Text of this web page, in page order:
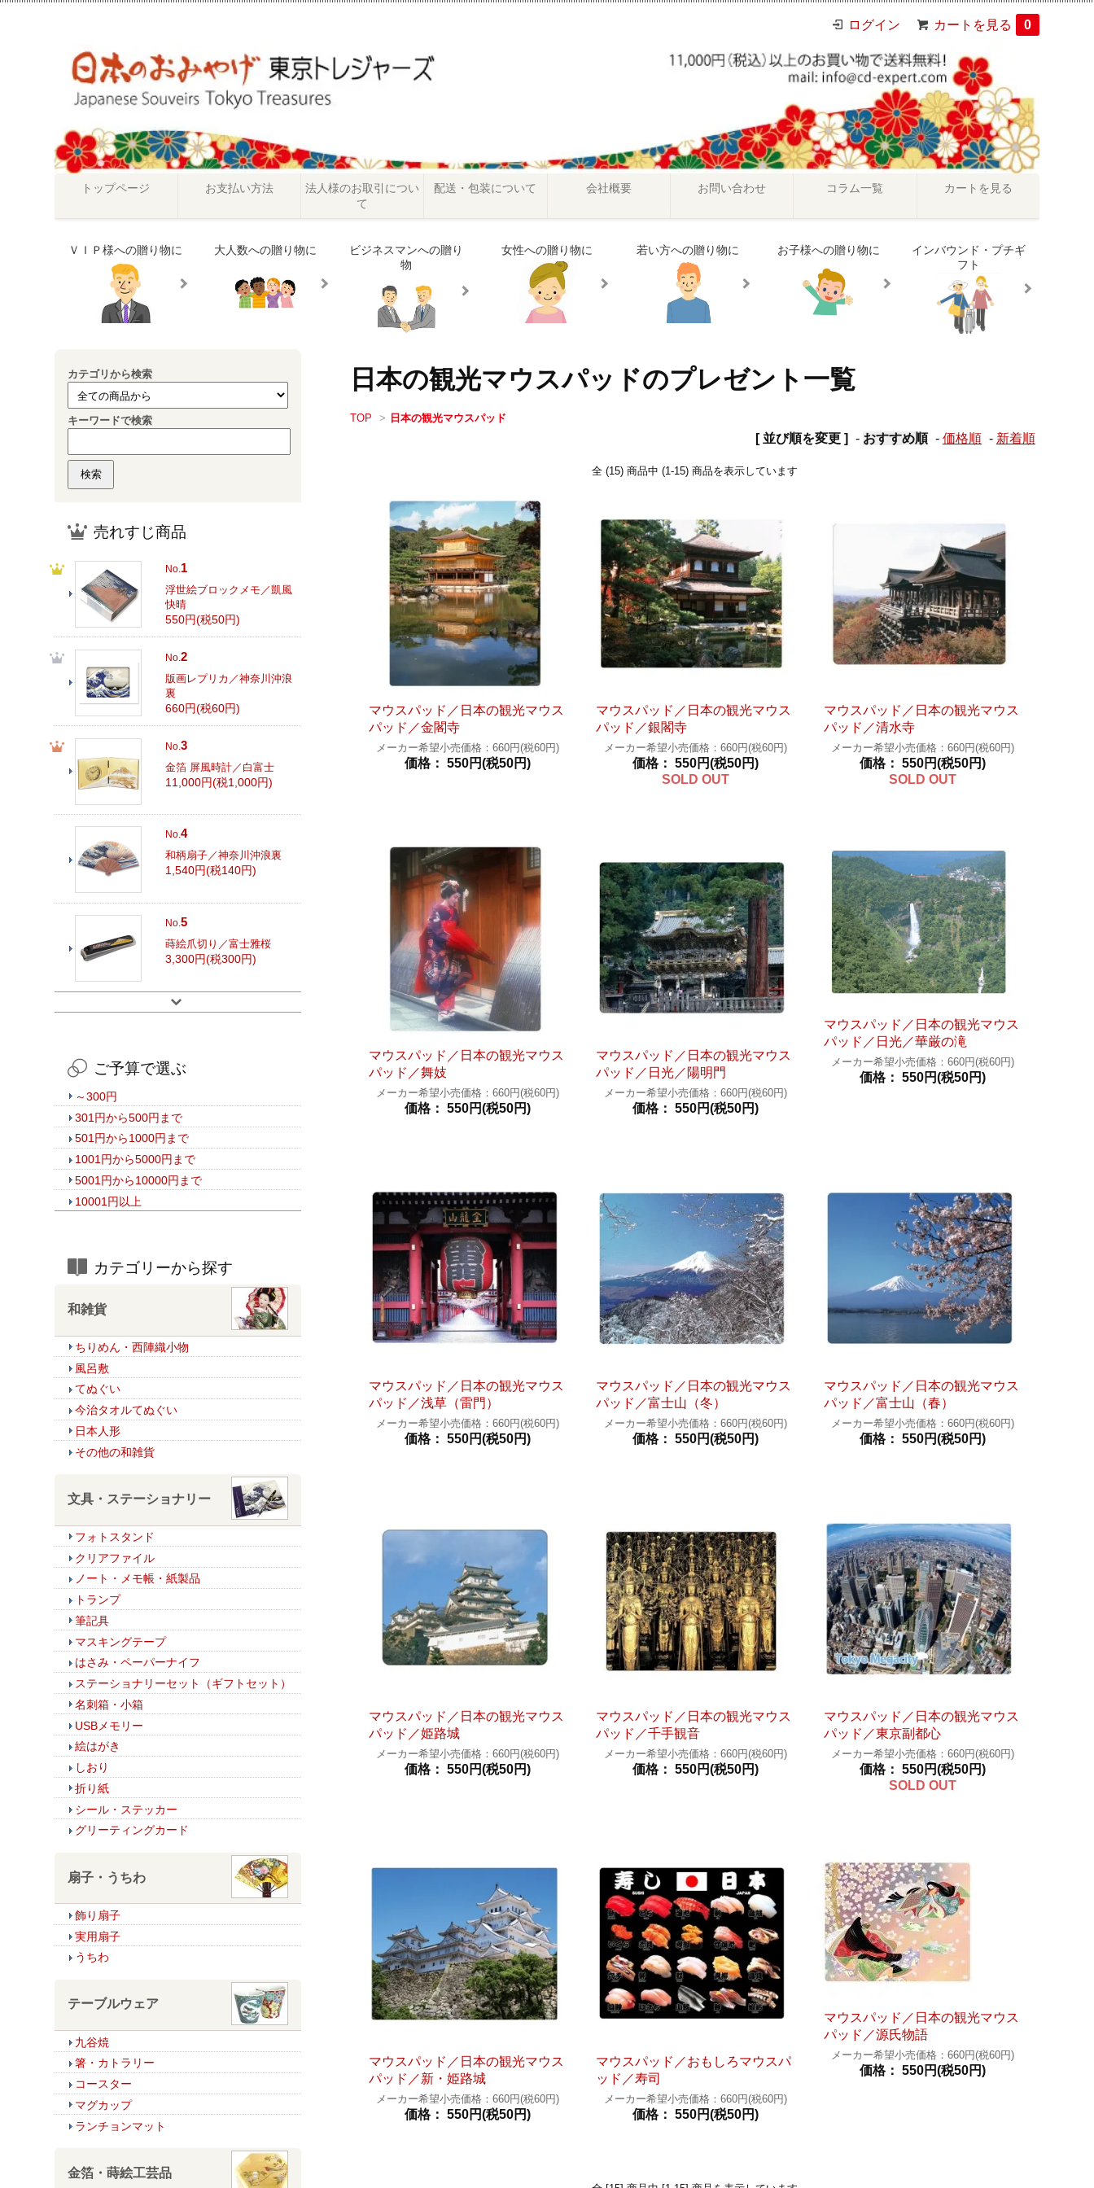
ログイン カートを見る 0
トップページ お支払い方法
法人様のお取引につい
て
配送・包装について 会社概要 お問い合わせ コラム一覧 カートを見る
ＶＩＰ様への贈り物に 大人数への贈り物に
ビジネスマンへの贈り
物
女性への贈り物に 若い方への贈り物に お子様への贈り物に
インバウンド・プチギ
フト
日本の観光マウスパッドのプレゼント一覧
TOP > 日本の観光マウスパッド
[ 並び順を変更 ] - おすすめ順 - 価格順 - 新着順
全 (15) 商品中 (1-15) 商品を表示しています
マウスパッド／日本の観光マウス
パッド／金閣寺
メーカー希望小売価格：660円(税60円)
価格： 550円(税50円)
マウスパッド／日本の観光マウス
パッド／銀閣寺
メーカー希望小売価格：660円(税60円)
価格： 550円(税50円)
SOLD OUT
マウスパッド／日本の観光マウス
パッド／清水寺
メーカー希望小売価格：660円(税60円)
価格： 550円(税50円)
SOLD OUT
マウスパッド／日本の観光マウス
パッド／舞妓
メーカー希望小売価格：660円(税60円)
価格： 550円(税50円)
マウスパッド／日本の観光マウス
パッド／日光／陽明門
メーカー希望小売価格：660円(税60円)
価格： 550円(税50円)
マウスパッド／日本の観光マウス
パッド／日光／華厳の滝
メーカー希望小売価格：660円(税60円)
価格： 550円(税50円)
マウスパッド／日本の観光マウス
パッド／浅草（雷門）
メーカー希望小売価格：660円(税60円)
価格： 550円(税50円)
マウスパッド／日本の観光マウス
パッド／富士山（冬）
メーカー希望小売価格：660円(税60円)
価格： 550円(税50円)
マウスパッド／日本の観光マウス
パッド／富士山（春）
メーカー希望小売価格：660円(税60円)
価格： 550円(税50円)
マウスパッド／日本の観光マウス
パッド／姫路城
メーカー希望小売価格：660円(税60円)
価格： 550円(税50円)
マウスパッド／日本の観光マウス
パッド／千手観音
メーカー希望小売価格：660円(税60円)
価格： 550円(税50円)
マウスパッド／日本の観光マウス
パッド／東京副都心
メーカー希望小売価格：660円(税60円)
価格： 550円(税50円)
SOLD OUT
マウスパッド／日本の観光マウス
パッド／新・姫路城
メーカー希望小売価格：660円(税60円)
価格： 550円(税50円)
マウスパッド／おもしろマウスパ
ッド／寿司
メーカー希望小売価格：660円(税60円)
価格： 550円(税50円)
マウスパッド／日本の観光マウス
パッド／源氏物語
メーカー希望小売価格：660円(税60円)
価格： 550円(税50円)
カテゴリから検索
キーワードで検索
売れすじ商品
No. 1
浮世絵ブロックメモ／凱風
快晴
550円(税50円)
No. 2
版画レプリカ／神奈川沖浪
裏
660円(税60円)
No. 3
金箔 屏風時計／白富士
11,000円(税1,000円)
No.4
和柄扇子／神奈川沖浪裏
1,540円(税140円)
No.5
蒔絵爪切り／富士雅桜
3,300円(税300円)
ご予算で選ぶ
～300円
301円から500円まで
501円から1000円まで
1001円から5000円まで
5001円から10000円まで
10001円以上
カテゴリーから探す
和雑貨
ちりめん・西陣織小物
風呂敷
てぬぐい
今治タオルてぬぐい
日本人形
その他の和雑貨
文具・ステーショナリー
フォトスタンド
クリアファイル
ノート・メモ帳・紙製品
トランプ
筆記具
マスキングテープ
はさみ・ペーパーナイフ
ステーショナリーセット（ギフトセット）
名刺箱・小箱
USBメモリー
絵はがき
しおり
折り紙
シール・ステッカー
グリーティングカード
扇子・うちわ
飾り扇子
実用扇子
うちわ
テーブルウェア
九谷焼
箸・カトラリー
コースター
マグカップ
ランチョンマット
金箔・蒔絵工芸品